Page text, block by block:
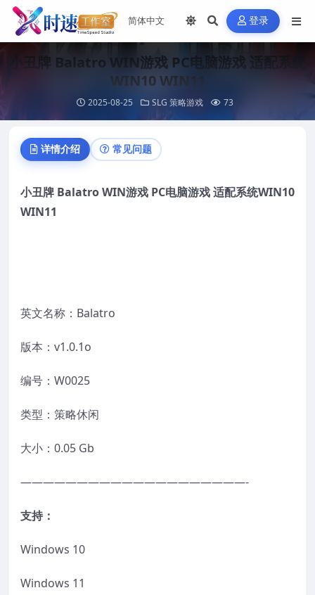
登录
小丑牌 Balatro WIN游戏 PC电脑游戏 适配系统
WIN10 WIN11
2025-08-25 SLG 策略游戏 73
详情介绍 常见问题
小丑牌 Balatro WIN游戏 PC电脑游戏适配系统WIN10
WIN11
英文名称：Balatro
版本：v1.0.1o
编号：W0025
类型：策略休闲
大小：0.05 Gb
————————————————————-
支持：
Windows 10
Windows 11